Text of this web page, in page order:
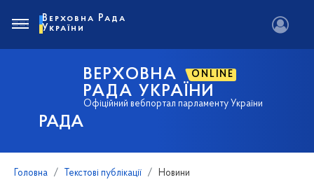
РАДА
ВЕРХОВНА ONLINE
РАДА УКРАЇНИ
Офіційний вебпортал парламенту України
Верховна Рада
України
Головна Текстові публікації Новини